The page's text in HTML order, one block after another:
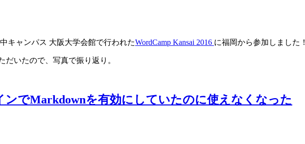
キャンパス 大阪大学会館で行われたWordCamp Kansai 2016 に福岡から参加しました！
いたので、写真で振り返り。
ンでMarkdownを有効にしていたのに使えなくなった